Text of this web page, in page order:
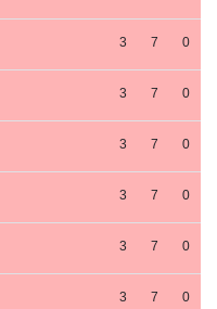
3 7 0
3 7 0
3 7 0
3 7 0
3 7 0
3 7 0